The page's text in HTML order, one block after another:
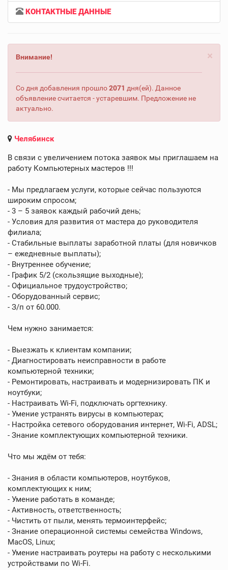
КОНТАКТНЫЕ ДАННЫЕ
×
Внимание!
Со дня добавления прошло2071 дня(ей). Данное
объявление считается - устаревшим. Предложение не
актуально.
Челябинск
В связи с увеличением потока заявок мы приглашаем на
работу Компьютерных мастеров !!!
- Мы предлагаем услуги, которые сейчас пользуются
широким спросом;
- 3 – 5 заявок каждый рабочий день;
- Условия для развития от мастера до руководителя
филиала;
- Стабильные выплаты заработной платы (для новичков
– ежедневные выплаты);
- Внутреннее обучение;
- График 5/2 (скользящие выходные);
- Официальное трудоустройство;
- Оборудованный сервис;
- З/п от 60.000.
Чем нужно занимается:
- Выезжать к клиентам компании;
- Диагностировать неисправности в работе
компьютерной техники;
- Ремонтировать, настраивать и модернизировать ПК и
ноутбуки;
- Настраивать Wi-Fi‚ подключать оргтехнику.
- Умение устранять вирусы в компьютерах;
- Настройка сетевого оборудования интернет, Wi-Fi, ADSL;
- Знание комплектующих компьютерной техники.
Что мы ждём от тебя:
- Знания в области компьютеров‚ ноутбуков‚
комплектующих к ним;
- Умение работать в команде;
- Активность, ответственность;
- Чистить от пыли, менять термоинтерфейс;
- Знание операционной системы семейства Windows,
MacOS, Linux;
- Умение настраивать роутеры на работу с несколькими
устройствами по Wi-Fi.